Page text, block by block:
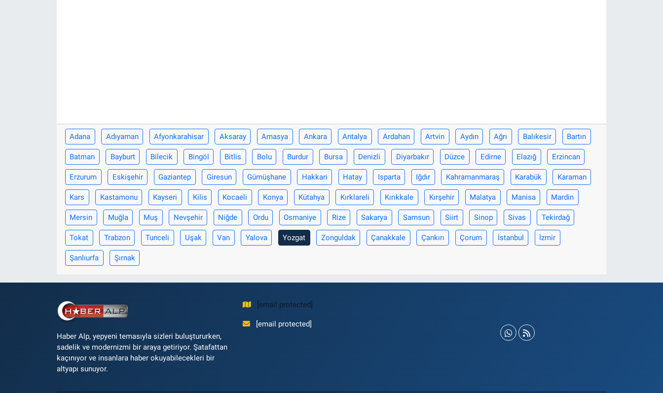
Adana Adıyaman Afyonkarahisar Aksaray Amasya Ankara Antalya Ardahan Artvin Aydın Ağrı Balıkesir Bartın
Batman Bayburt Bilecik Bingöl Bitlis Bolu Burdur Bursa Denizli Diyarbakır Düzce Edirne Elazığ Erzincan
Erzurum Eskişehir Gaziantep Giresun Gümüşhane Hakkari Hatay Isparta Iğdır Kahramanmaraş Karabük Karaman
Kars Kastamonu Kayseri Kilis Kocaeli Konya Kütahya Kırklareli Kırıkkale Kırşehir Malatya Manisa Mardin
Mersin Muğla Muş Nevşehir Niğde Ordu Osmaniye Rize Sakarya Samsun Siirt Sinop Sivas Tekirdağ
Tokat Trabzon Tunceli Uşak Van Yalova Yozgat Zonguldak Çanakkale Çankırı Çorum İstanbul İzmir
Şanlıurfa Şırnak
Haber Alp, yepyeni temasıyla sizleri buluştururken,
sadelik ve modernizmi bir araya getiriyor. Şatafattan
kaçınıyor ve insanlara haber okuyabilecekleri bir
altyapı sunuyor.
[email protected]
[email protected]